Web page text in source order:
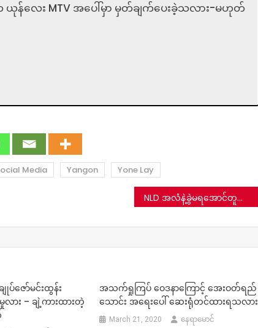
ယုန်လေး MTV အပေါ်မှာ မှတ်ချက်ပေးခဲ့သလား-မဟုတ်
Media Yangon Yone Lay
NLD အလံနဲ့ခွဲမရအောင်တူတဲ့ ပါတီအလံတွေအဖြစ်ဖော်ပြနေတဲ့သတင်းမှား
ပ်ဇော်မင်းထွန်း
ား – ချဲ့ကားထားတဲ့
အသက်ရှုကြပ် ဝေဒနာကြောင့် အေးဝတ်ရည်
သောင်း အရေးပေါ် ဆေးရုံတင်ထားရသလား
March 21, 2020 နေရာမောင်